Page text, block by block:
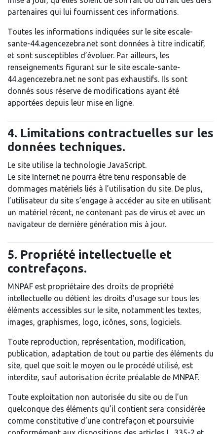
partenaires qui lui fournissent ces informations.
Toutes les informations indiquées sur le site escale-
sante-44.agencezebra.net sont données à titre indicatif,
et sont susceptibles d’évoluer. Par ailleurs, les
renseignements figurant sur le site escale-sante-
44.agencezebra.net ne sont pas exhaustifs. Ils sont
donnés sous réserve de modifications ayant été
apportées depuis leur mise en ligne.
4. Limitations contractuelles sur les
données techniques.
Le site utilise la technologie JavaScript.
Le site Internet ne pourra être tenu responsable de
dommages matériels liés à l’utilisation du site. De plus,
l’utilisateur du site s’engage à accéder au site en utilisant
un matériel récent, ne contenant pas de virus et avec un
navigateur de dernière génération mis à jour.
5. Propriété intellectuelle et
contrefaçons.
MNPAF est propriétaire des droits de propriété
intellectuelle ou détient les droits d’usage sur tous les
éléments accessibles sur le site, notamment les textes,
images, graphismes, logo, icônes, sons, logiciels.
Toute reproduction, représentation, modification,
publication, adaptation de tout ou partie des éléments du
site, quel que soit le moyen ou le procédé utilisé, est
interdite, sauf autorisation écrite préalable de MNPAF.
Toute exploitation non autorisée du site ou de l’un
quelconque des éléments qu’il contient sera considérée
comme constitutive d’une contrefaçon et poursuivie